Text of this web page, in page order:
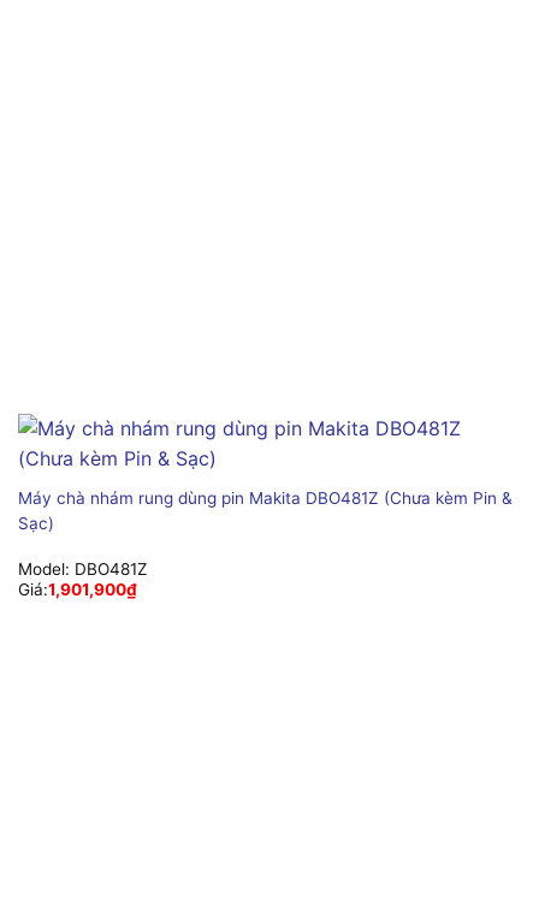
Máy chà nhám rung dùng pin Makita DBO481Z (Chưa kèm Pin &
Sạc)
Model: DBO481Z
Giá:1,901,900₫